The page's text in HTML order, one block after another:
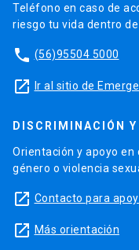
Teléfono en caso de
riesgo tu vida dentro
phone (56)95504 5000
launch Ir al sitio de
DISCRIMINACIÓN
Orientación y apoyo en
género o violencia
launch Contacto para
launch Más orientación